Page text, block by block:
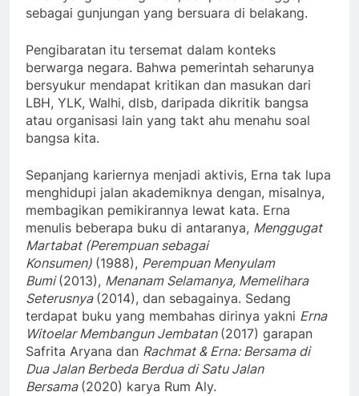
sebagai gunjungan yang bersuara di belakang.
Pengibaratan itu tersemat dalam konteks
berwarga negara. Bahwa pemerintah seharunya
bersyukur mendapat kritikan dan masukan dari
LBH, YLK, Walhi, dlsb, daripada dikritik bangsa
atau organisasi lain yang takt ahu menahu soal
bangsa kita.
Sepanjang kariernya menjadi aktivis, Erna tak lupa
menghidupi jalan akademiknya dengan, misalnya,
membagikan pemikirannya lewat kata. Erna
menulis beberapa buku di antaranya, Menggugat
Martabat (Perempuan sebagai
Konsumen) (1988), Perempuan Menyulam
Bumi(2013), Menanam Selamanya, Memelihara
Seterusnya (2014), dan sebagainya. Sedang
terdapat buku yang membahas dirinya yakni Erna
Witoelar Membangun Jembatan (2017) garapan
Safrita Aryana dan Rachmat & Erna: Bersama di
Dua Jalan Berbeda Berdua di Satu Jalan
Bersama (2020) karya Rum Aly.